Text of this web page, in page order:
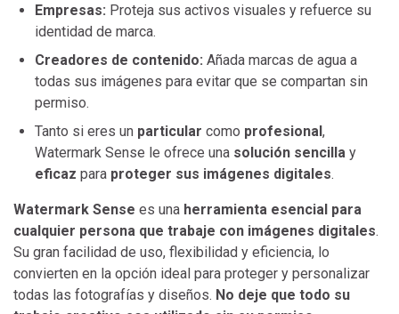
Empresas: Proteja sus activos visuales y refuerce su
identidad de marca.
Creadores de contenido: Añada marcas de agua a
todas sus imágenes para evitar que se compartan sin
permiso.
Tanto si eres un particular como profesional,
Watermark Sense le ofrece una solución sencilla y
eficaz para proteger sus imágenes digitales.
Watermark Sense es una herramienta esencial para
cualquier persona que trabaje con imágenes digitales.
Su gran facilidad de uso, flexibilidad y eficiencia, lo
convierten en la opción ideal para proteger y personalizar
todas las fotografías y diseños. No deje que todo su